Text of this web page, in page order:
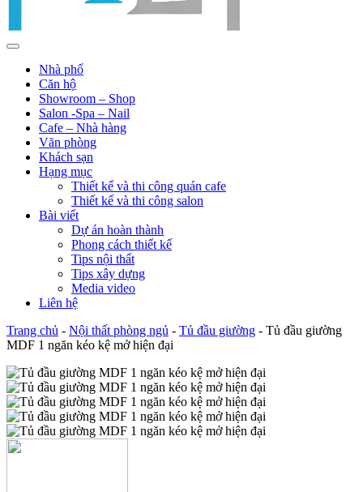
Nhà phố
Căn hộ
Showroom – Shop
Salon -Spa – Nail
Cafe – Nhà hàng
Văn phòng
Khách sạn
Hạng mục
Thiết kế và thi công quán cafe
Thiết kế và thi công salon
Bài viết
Dự án hoàn thành
Phong cách thiết kế
Tips nội thất
Tips xây dựng
Media video
Liên hệ
Trang chủ - Nội thất phòng ngủ - Tủ đầu giường - Tủ đầu giường
MDF 1 ngăn kéo kệ mở hiện đại